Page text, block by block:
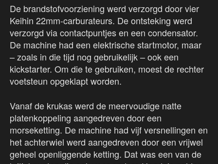
De brandstofvoorziening werd verzorgd door vier
Keihin 22mm-carburateurs. De ontsteking werd
verzorgd via contactpuntjes en een condensator.
De machine had een elektrische startmotor, maar
– zoals in die tijd nog gebruikelijk – ook een
kickstarter. Om die te gebruiken, moest de rechter
voetsteun opgeklapt worden.
Vanaf de krukas werd de meervoudige natte
platenkoppeling aangedreven door een
morseketting. De machine had vijf versnellingen en
het achterwiel werd aangedreven door een vrijwel
geheel openliggende ketting. Dat was een van de